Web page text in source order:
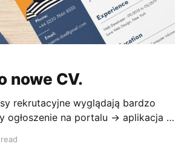
nowe CV.
rekrutacyjne wyglądają bardzo
ogłoszenie na portalu -> aplikacja z